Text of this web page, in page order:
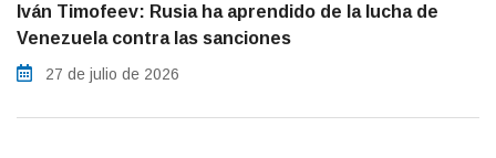
Iván Timofeev: Rusia ha aprendido de la lucha de
Venezuela contra las sanciones
27 de julio de 2026